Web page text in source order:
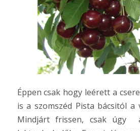
Éppen csak hogy leérett a
is a szomszéd Pista bácsitól a
Mindjárt frissen, csak úgy